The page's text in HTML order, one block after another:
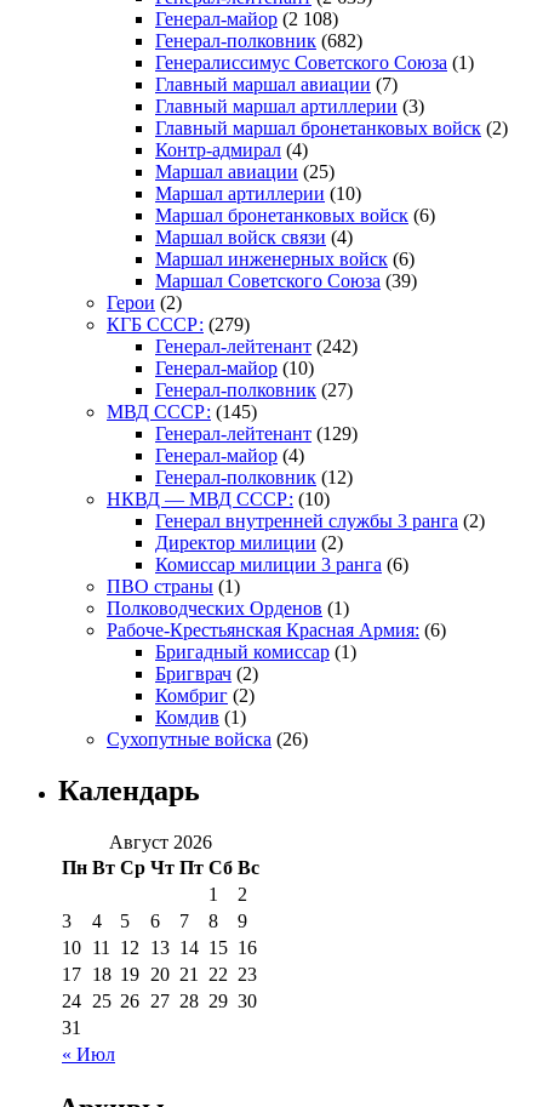
Генерал-майор (2 108)
Генерал-полковник (682)
Генералиссимус Советского Союза (1)
Главный маршал авиации (7)
Главный маршал артиллерии (3)
Главный маршал бронетанковых войск (2)
Контр-адмирал (4)
Маршал авиации (25)
Маршал артиллерии (10)
Маршал бронетанковых войск (6)
Маршал войск связи (4)
Маршал инженерных войск (6)
Маршал Советского Союза (39)
Герои (2)
КГБ СССР: (279)
Генерал-лейтенант (242)
Генерал-майор (10)
Генерал-полковник (27)
МВД СССР: (145)
Генерал-лейтенант (129)
Генерал-майор (4)
Генерал-полковник (12)
НКВД — МВД СССР: (10)
Генерал внутренней службы 3 ранга (2)
Директор милиции (2)
Комиссар милиции 3 ранга (6)
ПВО страны (1)
Полководческих Орденов (1)
Рабоче-Крестьянская Красная Армия: (6)
Бригадный комиссар (1)
Бригврач (2)
Комбриг (2)
Комдив (1)
Сухопутные войска (26)
Календарь
Август 2026
Пн Вт Ср Чт Пт Сб Вс
« Июл
1
2
3
4 5 6 7 8
9
10 11 12 13 14 15 16
17 18 19 20 21 22 23
24 25 26 27 28 29 30
31